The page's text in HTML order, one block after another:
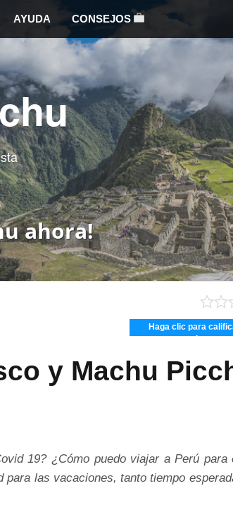
AYUDA CONSEJOS
ahora!
Haga clic para
y Machu
19? ¿Cómo puedo viajar a Perú para
para las vacaciones, tanto tiempo